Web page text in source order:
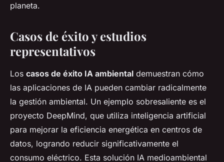
planeta.
Casos de éxito y estudios
representativos
Los casos de éxito IA ambiental demuestran cómo
las aplicaciones de IA pueden cambiar radicalmente
la gestión ambiental. Un ejemplo sobresaliente es el
proyecto DeepMind, que utiliza inteligencia artificial
para mejorar la eficiencia energética en centros de
datos, logrando reducir significativamente el
consumo eléctrico. Esta solución IA medioambiental